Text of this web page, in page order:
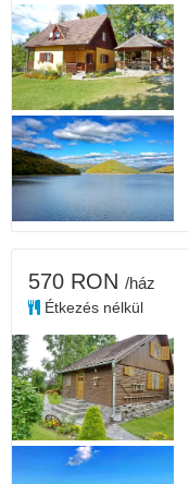
570 RON /ház
Étkezés nélkül